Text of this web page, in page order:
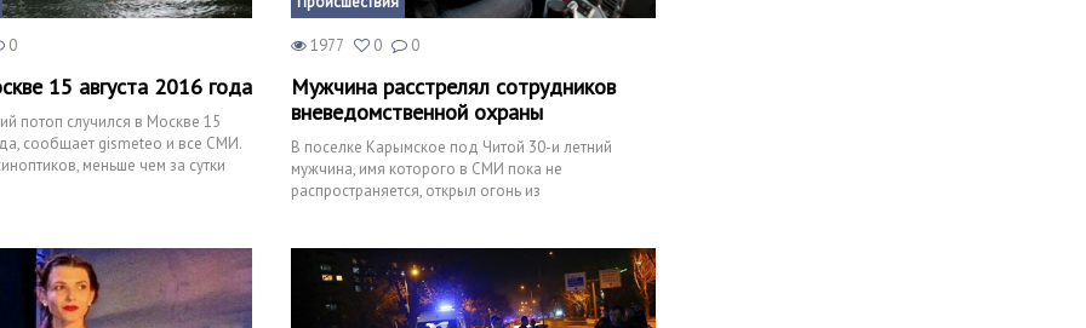
0
15 августа 2016 года
потоп случился в Москве 15
сообщает gismeteo и все СМИ.
меньше чем за сутки
1977 0 0
Мужчина расстрелял сотрудников
вневедомственной охраны
В поселке Карымское под Читой 30-и летний
мужчина, имя которого в СМИ пока не
распространяется, открыл огонь из